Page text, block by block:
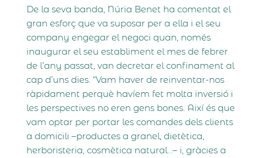
De la seva banda, Núria Benet ha comentat el
gran esforç que va suposar per a ella i el seu
company engegar el negoci quan, només
inaugurar el seu establiment el mes de febrer
de l’any passat, van decretar el confinament al
cap d’uns dies. “Vam haver de reinventar-nos
ràpidament perquè havíem fet molta inversió i
les perspectives no eren gens bones. Així és que
vam optar per portar les comandes dels clients
a domicili –productes a granel, dietètica,
herboristeria, cosmètica natural…– i, gràcies a